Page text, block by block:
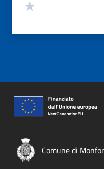
Comune di